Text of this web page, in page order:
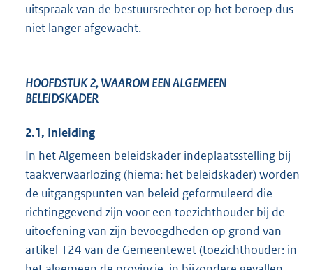
uitspraak van de bestuursrechter op het beroep dus
niet langer afgewacht.
HOOFDSTUK 2, WAAROM EEN ALGEMEEN
BELEIDSKADER
2.1, Inleiding
In het Algemeen beleidskader indeplaatsstelling bij
taakverwaarlozing (hiema: het beleidskader) worden
de uitgangspunten van beleid geformuleerd die
richtinggevend zijn voor een toezichthouder bij de
uitoefening van zijn bevoegdheden op grond van
artikel 124 van de Gemeentewet (toezichthouder: in